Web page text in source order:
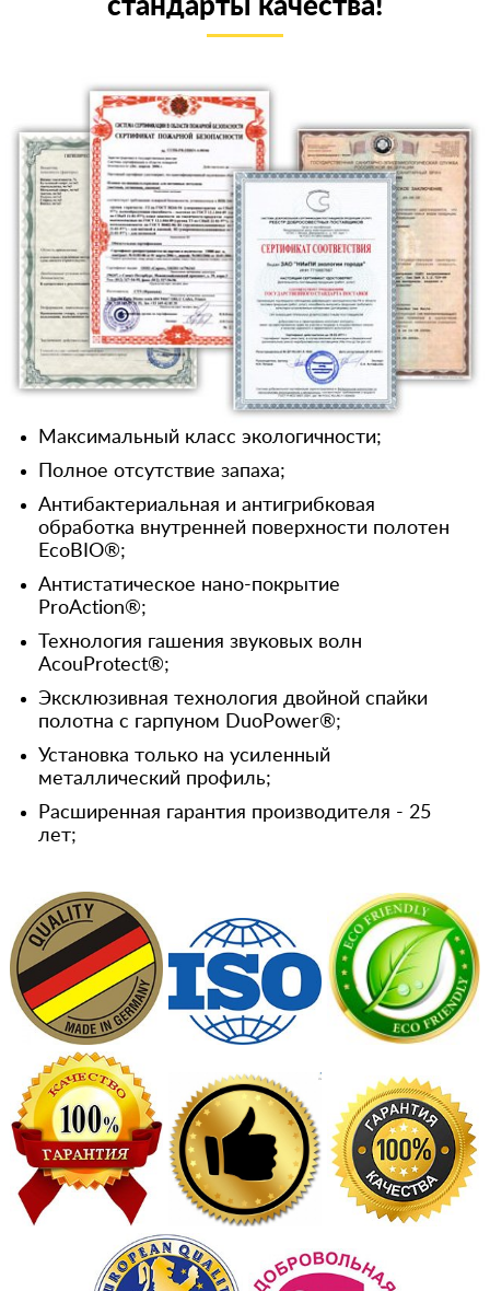
стандарты качества!
Максимальный класс экологичности;
Полное отсутствие запаха;
Антибактериальная и антигрибковая
обработка внутренней поверхности полотен
EcoBIO®;
Антистатическое нано-покрытие
ProAction®;
Технология гашения звуковых волн
AcouProtect®;
Эксклюзивная технология двойной спайки
полотна с гарпуном DuoPower®;
Установка только на усиленный
металлический профиль;
Расширенная гарантия производителя - 25
лет;